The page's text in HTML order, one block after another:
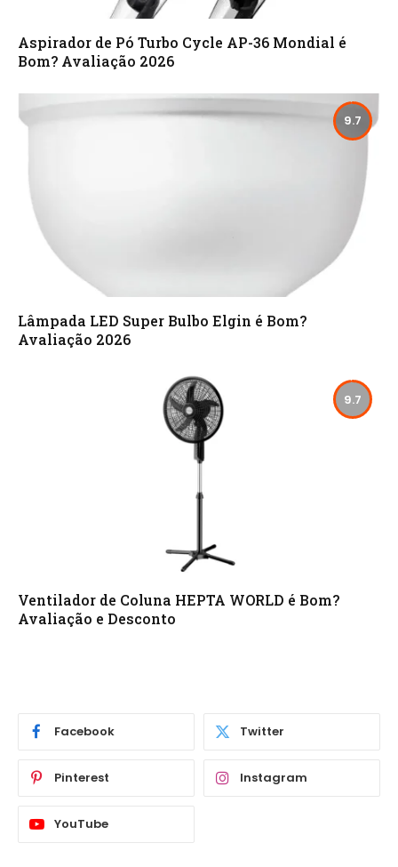
Aspirador de Pó Turbo Cycle AP-36 Mondial é
Bom? Avaliação 2026
9.7
Lâmpada LED Super Bulbo Elgin é Bom?
Avaliação 2026
9.7
Ventilador de Coluna HEPTA WORLD é Bom?
Avaliação e Desconto
Facebook Twitter
Pinterest Instagram
YouTube